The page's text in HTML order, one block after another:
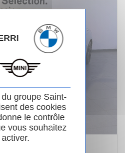
groupe Saint-
des cookies
le contrôle
vous souhaitez
activer.